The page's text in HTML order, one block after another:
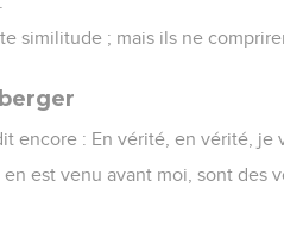
similitude ; mais ils ne
encore : En vérité, en vérité, je
est venu avant moi, sont des